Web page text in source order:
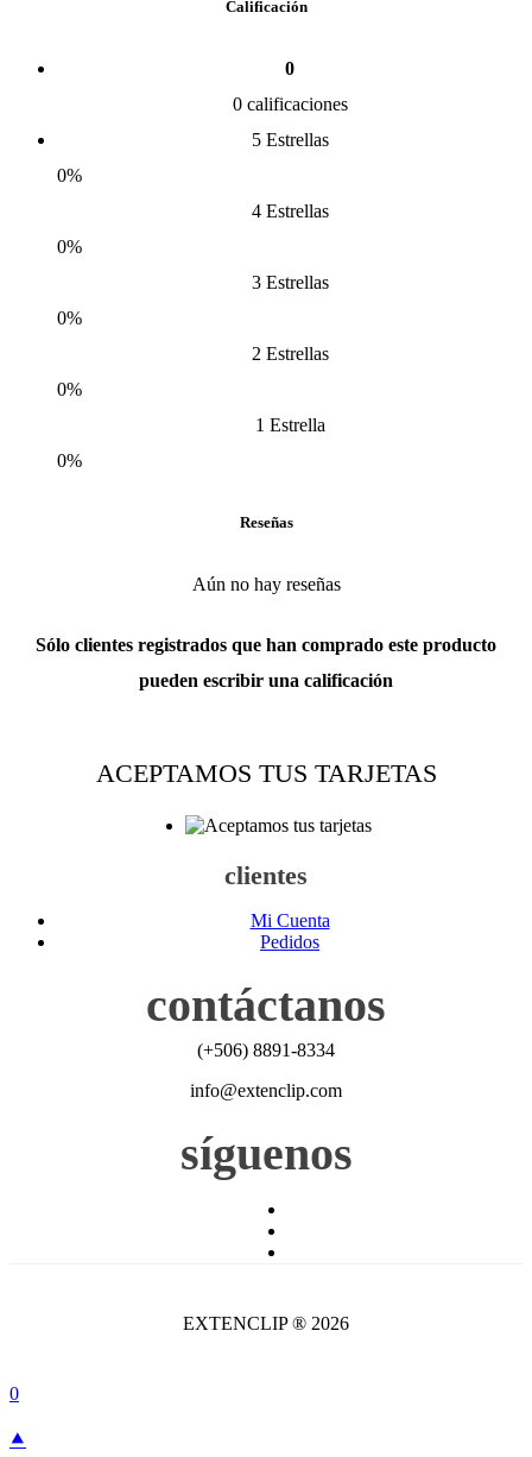
Calificación
0
0 calificaciones
5 Estrellas
0%
4 Estrellas
0%
3 Estrellas
0%
2 Estrellas
0%
1 Estrella
0%
Reseñas
Aún no hay reseñas
Sólo clientes registrados que han comprado este producto
pueden escribir una calificación
ACEPTAMOS TUS TARJETAS
clientes
Mi Cuenta
Pedidos
contáctanos
(+506) 8891-8334
info@extenclip.com
síguenos
EXTENCLIP ® 2026
0
⯅